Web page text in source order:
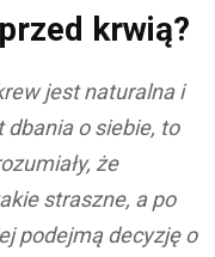
krwią?
jest naturalna i
dbania o siebie, to
że
straszne, a po
podejmą decyzję o